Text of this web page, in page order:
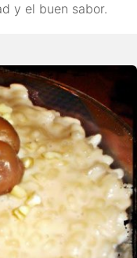
y el buen sabor.